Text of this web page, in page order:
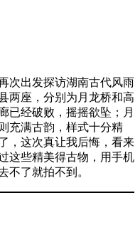
次出发探访湖南古代风雨
两座，分别为月龙桥和高
已经破败，摇摇欲坠；月
充满古韵，样式十分精
，这次真让我后悔，看来
这些精美得古物，用手机
不了就拍不到。